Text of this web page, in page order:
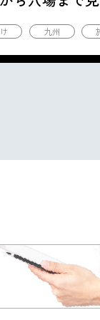
九州